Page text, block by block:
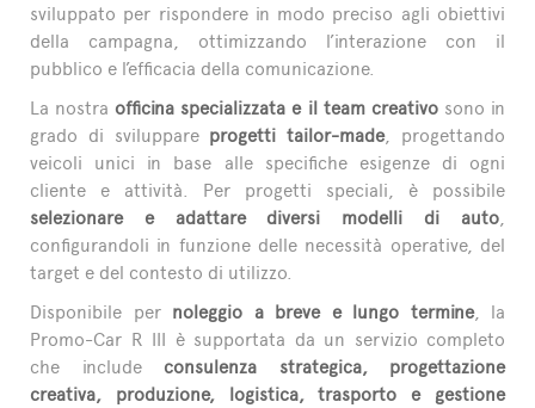
sviluppato per rispondere in modo preciso agli obiettivi
della campagna, ottimizzando l’interazione con il
pubblico e l’efficacia della comunicazione.
La nostraofficina specializzata e il team creativosono in
grado di sviluppare progetti tailor-made, progettando
veicoli unici in base alle specifiche esigenze di ogni
cliente e attività. Per progetti speciali, è possibile
selezionare e adattare diversi modelli di auto
configurandoli in funzione delle necessità operative, del
target e del contesto di utilizzo.
Disponibile per noleggio a breve e lungo termine, la
Promo-Car R III è supportata da un servizio completo
che include consulenza strategica, progettazione
creativa, produzione, logistica, trasporto e gestione